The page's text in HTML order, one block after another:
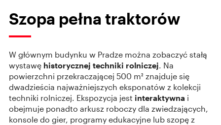
Szopa pełna traktorów
W głównym budynku w Pradze można zobaczyć stałą
wystawę historycznej techniki rolniczej. Na
powierzchni przekraczającej 500 m² znajduje się
dwadzieścia najważniejszych eksponatów z kolekcji
techniki rolniczej. Ekspozycja jest interaktywna i
obejmuje ponadto arkusz roboczy dla zwiedzających,
konsole do gier, programy edukacyjne lub szopę z